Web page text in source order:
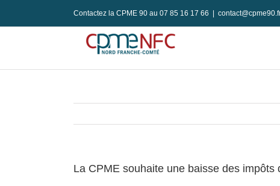
Contactez la CPME 90 au 07 85 16 17 66
La CPME souhaite une baisse des impôts